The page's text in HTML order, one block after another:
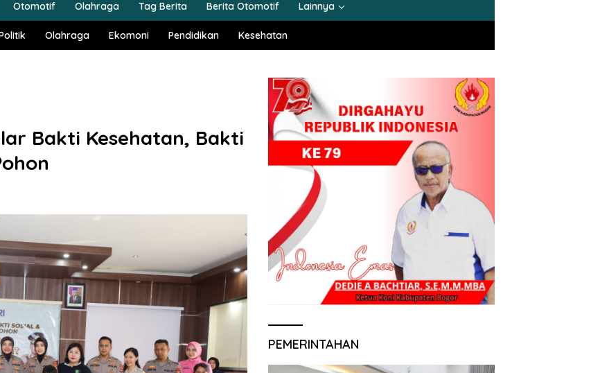
Otomotif Olahraga Tag Berita Berita Otomotif Lainnya
Olahraga Ekomoni Pendidikan Kesehatan
Bakti Kesehatan, Bakti
PEMERINTAHAN